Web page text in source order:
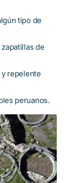
tipo de
de
repelente
peruanos.